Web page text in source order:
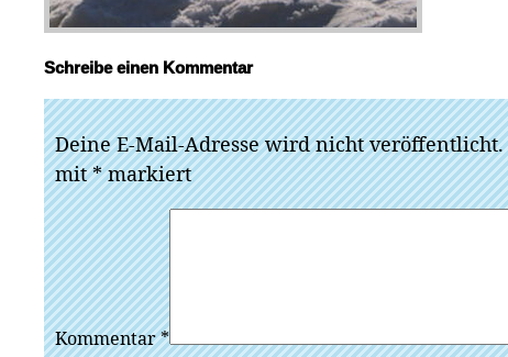
Schreibe einen Kommentar
Deine E-Mail-Adresse wird nicht veröffentlicht.
mit*markiert
Kommentar*